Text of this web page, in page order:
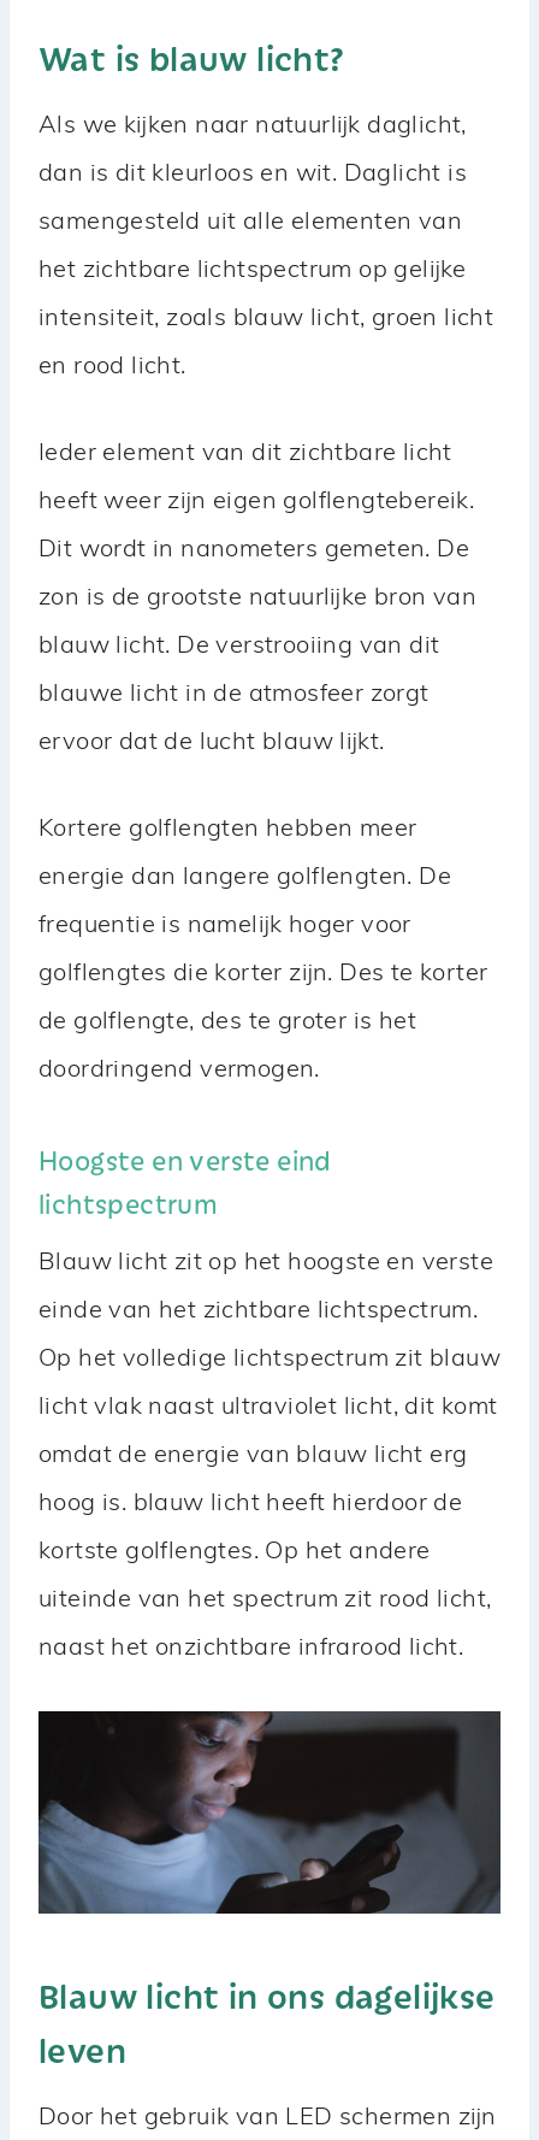
Wat is blauw licht?
Als we kijken naar natuurlijk daglicht,
dan is dit kleurloos en wit. Daglicht is
samengesteld uit alle elementen van
het zichtbare lichtspectrum op gelijke
intensiteit, zoals blauw licht, groen licht
en rood licht.
Ieder element van dit zichtbare licht
heeft weer zijn eigen golflengtebereik.
Dit wordt in nanometers gemeten. De
zon is de grootste natuurlijke bron van
blauw licht. De verstrooiing van dit
blauwe licht in de atmosfeer zorgt
ervoor dat de lucht blauw lijkt.
Kortere golflengten hebben meer
energie dan langere golflengten. De
frequentie is namelijk hoger voor
golflengtes die korter zijn. Des te korter
de golflengte, des te groter is het
doordringend vermogen.
Hoogste en verste eind
lichtspectrum
Blauw licht zit op het hoogste en verste
einde van het zichtbare lichtspectrum.
Op het volledige lichtspectrum zit blauw
licht vlak naast ultraviolet licht, dit komt
omdat de energie van blauw licht erg
hoog is. blauw licht heeft hierdoor de
kortste golflengtes. Op het andere
uiteinde van het spectrum zit rood licht,
naast het onzichtbare infrarood licht.
Blauw licht in ons dagelijkse
leven
Door het gebruik van LED schermen zijn